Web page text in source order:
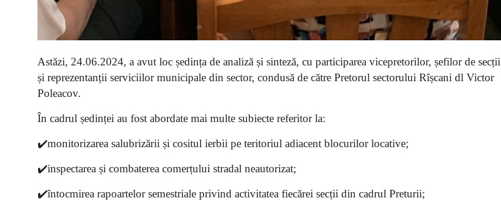
Astăzi, 24.06.2024, a avut loc ședința de analiză și sinteză, cu participarea vicepretorilor, șefilor de secții
și reprezentanții serviciilor municipale din sector, condusă de către Pretorul sectorului Rîșcani dl Victor
Poleacov.
În cadrul ședinței au fost abordate mai multe subiecte referitor la:
✔️monitorizarea salubrizării și cositul ierbii pe teritoriul adiacent blocurilor locative;
✔️inspectarea și combaterea comerțului stradal neautorizat;
✔️întocmirea rapoartelor semestriale privind activitatea fiecărei secții din cadrul Preturii;